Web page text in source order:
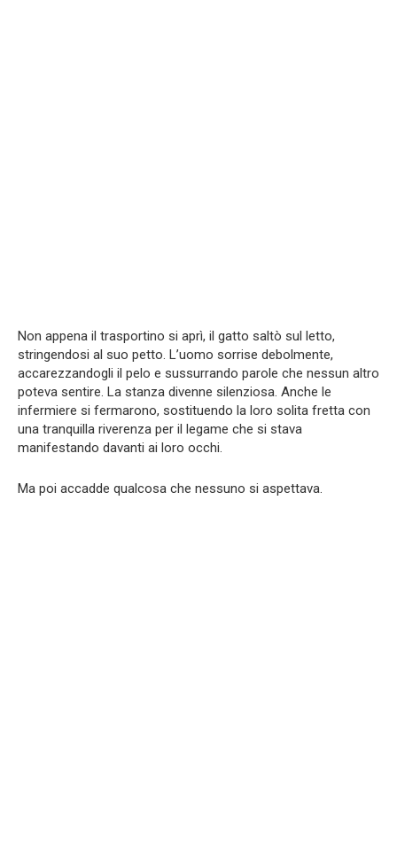
Non appena il trasportino si aprì, il gatto saltò sul letto,
stringendosi al suo petto. L’uomo sorrise debolmente,
accarezzandogli il pelo e sussurrando parole che nessun altro
poteva sentire. La stanza divenne silenziosa. Anche le
infermiere si fermarono, sostituendo la loro solita fretta con
una tranquilla riverenza per il legame che si stava
manifestando davanti ai loro occhi.
Ma poi accadde qualcosa che nessuno si aspettava.